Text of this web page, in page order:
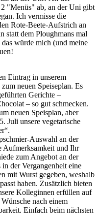
"Menüs" ab, an der Uni gibt
Ich vermisse die
Rote-Beete-Aufstrich an
statt dem Ploughmans mal
würde mich (und meine
Eintrag in unserem
neuen Speiseplan. Es
Gerichte –
– so gut schmecken.
neuen Speisplan, aber
Juli unsere vegetarische
Auswahl an der
Aufmerksamkeit und Ihr
zum Angebot an der
der Vergangenheit eine
mit Wurst gegeben, weshalb
haben. Zusätzlich bieten
Kolleginnen erfüllen auf
nach einem
Einfach beim nächsten